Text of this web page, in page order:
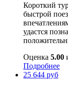
Короткий
быстрой
удастся
Оценка 5.00
Подробнее
25 644 руб